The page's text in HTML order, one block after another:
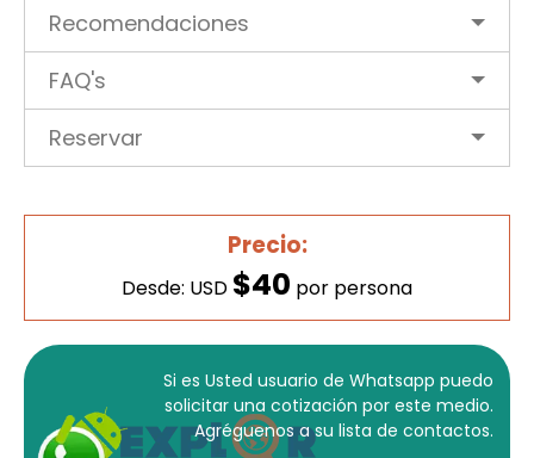
Recomendaciones
FAQ's
Reservar
Precio:
Desde: USD $40 por persona
Si es Usted usuario de Whatsapp puedo
solicitar una cotización por este medio.
Agréguenos a su lista de contactos.